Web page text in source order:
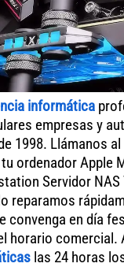
informática
empresas y
1998. Llámanos al
ordenador Apple
Servidor NAS
reparamos
convenga en día
horario comercial.
las 24 horas